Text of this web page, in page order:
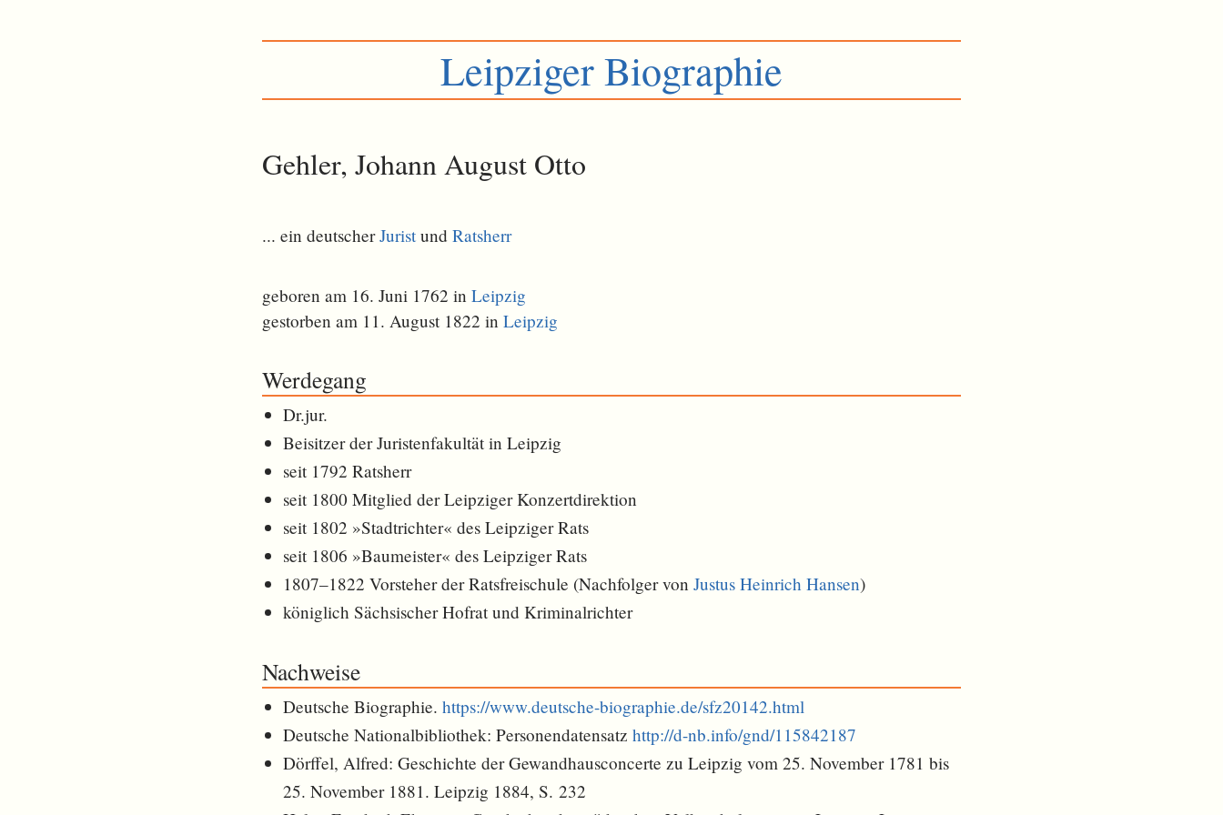
Leipziger Biographie
Gehler, Johann August Otto
... ein deutscherJurist und Ratsherr
geboren am 16. Juni 1762 in Leipzig
gestorben am 11. August 1822 in Leipzig
Werdegang
Dr.jur.
Beisitzer der Juristenfakultät in Leipzig
seit 1792 Ratsherr
seit 1800 Mitglied der Leipziger Konzertdirektion
seit 1802 »Stadtrichter« des Leipziger Rats
seit 1806 »Baumeister« des Leipziger Rats
1807–1822 Vorsteher der Ratsfreischule (Nachfolger vonJustus Heinrich Hansen)
königlich Sächsischer Hofrat und Kriminalrichter
Nachweise
Deutsche Biographie.https://www.deutsche-biographie.de/sfz20142.html
Deutsche Nationalbibliothek: Personendatensatzhttp://d-nb.info/gnd/115842187
Dörffel, Alfred: Geschichte der Gewandhausconcerte zu Leipzig vom 25. November 1781 bis
25. November 1881. Leipzig 1884, S. 232